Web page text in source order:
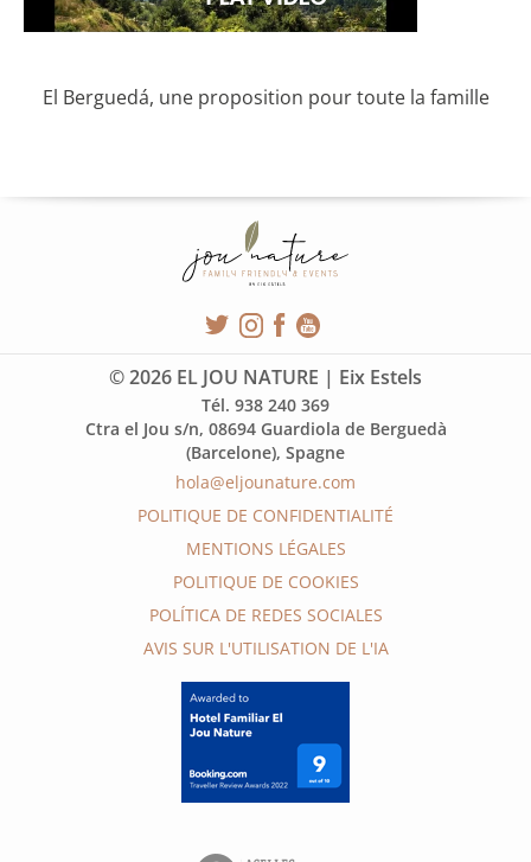
El Berguedá, une proposition pour toute la famille
© 2026 EL JOU NATURE | Eix Estels
Tél. 938 240 369
Ctra el Jou s/n, 08694 Guardiola de Berguedà
(Barcelone), Spagne
hola@eljounature.com
POLITIQUE DE CONFIDENTIALITÉ
MENTIONS LÉGALES
POLITIQUE DE COOKIES
POLÍTICA DE REDES SOCIALES
AVIS SUR L'UTILISATION DE L'IA